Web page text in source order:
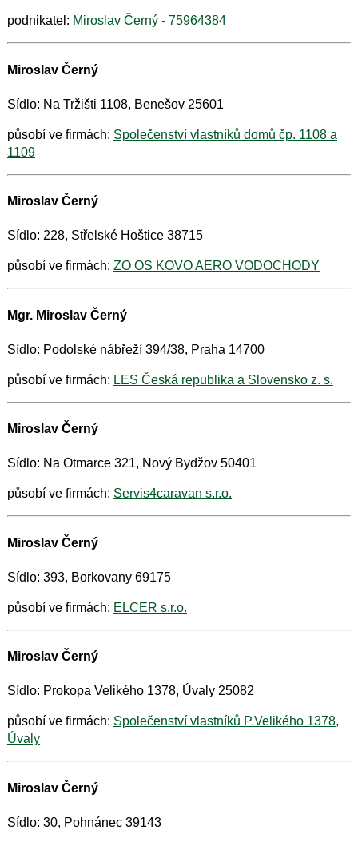
podnikatel: Miroslav Černý - 75964384
Miroslav Černý
Sídlo: Na Tržišti 1108, Benešov 25601
působí ve firmách: Společenství vlastníků domů čp. 1108 a
1109
Miroslav Černý
Sídlo: 228, Střelské Hoštice 38715
působí ve firmách: ZO OS KOVO AERO VODOCHODY
Mgr. Miroslav Černý
Sídlo: Podolské nábřeží 394/38, Praha 14700
působí ve firmách: LES Česká republika a Slovensko z. s.
Miroslav Černý
Sídlo: Na Otmarce 321, Nový Bydžov 50401
působí ve firmách: Servis4caravan s.r.o.
Miroslav Černý
Sídlo: 393, Borkovany 69175
působí ve firmách: ELCER s.r.o.
Miroslav Černý
Sídlo: Prokopa Velikého 1378, Úvaly 25082
působí ve firmách: Společenství vlastníků P.Velikého 1378,
Úvaly
Miroslav Černý
Sídlo: 30, Pohnánec 39143